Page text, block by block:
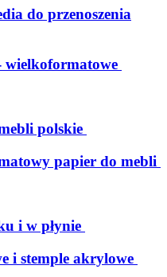
do przenoszenia
wielkoformatowe
polskie
papier do mebli
i w płynie
i stemple akrylowe